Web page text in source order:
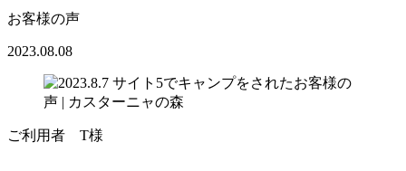
お客様の声
2023.08.08
ご利用者 T様